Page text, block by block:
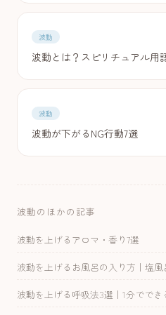
波動
波動とは？スピリチュアル用
波動
波動が下がるNG行動7選
波動のほかの記事
波動を上げるアロマ・香り7選
波動を上げるお風呂の入り方｜塩風
波動を上げる呼吸法3選｜1分ででき